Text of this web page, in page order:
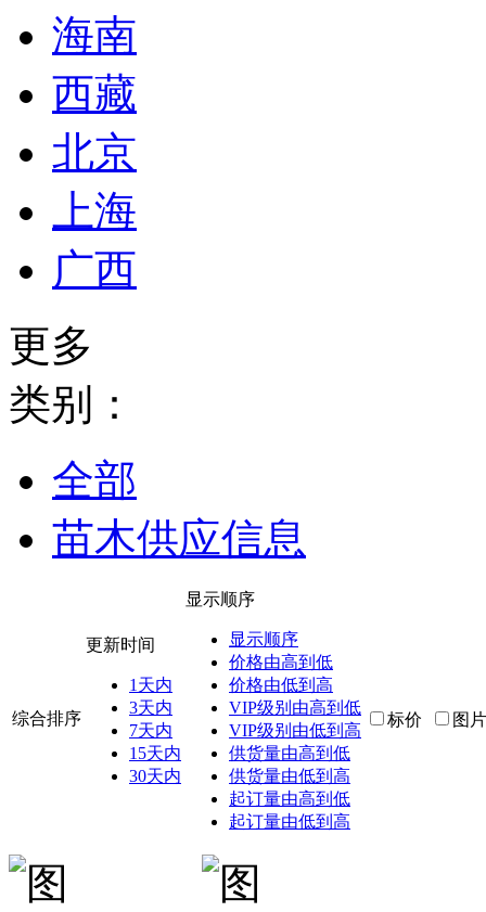
海南
西藏
北京
上海
广西
更多
类别：
全部
苗木供应信息
综合排序
更新时间
1天内
3天内
7天内
15天内
30天内
显示顺序
显示顺序
价格由高到低
价格由低到高
VIP级别由高到低
VIP级别由低到高
供货量由高到低
供货量由低到高
起订量由高到低
起订量由低到高
标价 图